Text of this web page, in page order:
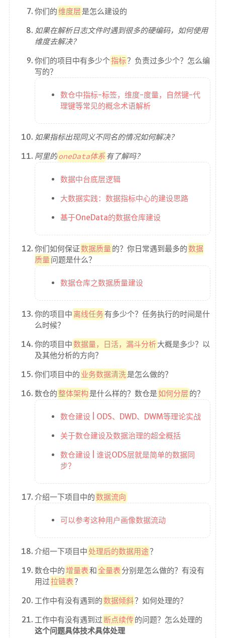
你们的维度层 是怎么建设的
如果在解析日志文件时遇到很多的硬编码，如何使用
维度去解决？
你们的项目中有多少个指标？负责过多少个？怎么编
写的？
数仓中指标-标签，维度-度量，自然键-代
理键等常见的概念术语解析
如果指标出现同义不同名的情况如何解决？
阿里的oneData体系 有了解吗？
数据中台底层逻辑
大数据实践：数据指标中心的建设思路
基于OneData的数据仓库建设
你们如何保证数据质量的？你日常遇到最多的数据
质量问题是什么？
数据仓库之数据质量建设
你的项目中 离线任务有多少个？任务执行的时间是什
么时候？
你的项目中数据量，日活，漏斗分析大概是多少？以
及其他分析的方向？
你们项目中的 业务数据清洗是怎么做的？
数仓的 整体架构 是什么样的？数仓是如何分层 的？
数仓建设 | ODS、DWD、DWM等理论实战
关于数仓建设及数据治理的超全概括
数仓建设 | 谁说ODS层就是简单的数据同
步？
介绍一下项目中的数据流向
可以参考这种用户画像数据流动
介绍一下项目中 处理后的数据用途？
数仓中的增量表和全量表 分别是怎么做的？有没有
用过拉链表？
工作中有没有遇到的数据倾斜？如何处理的？
工作中有没有遇到过 断点续传的问题？怎么处理的
这个问题具体技术具体处理